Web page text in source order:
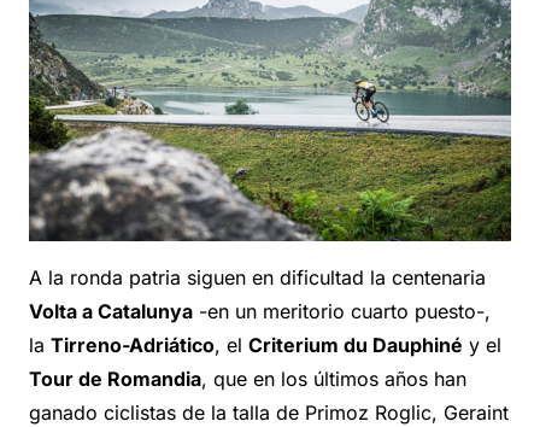
A la ronda patria siguen en dificultad la centenaria
Volta a Catalunya -en un meritorio cuarto puesto-,
la Tirreno-Adriático, el Criterium du Dauphiné y el
Tour de Romandia, que en los últimos años han
ganado ciclistas de la talla de Primoz Roglic, Geraint